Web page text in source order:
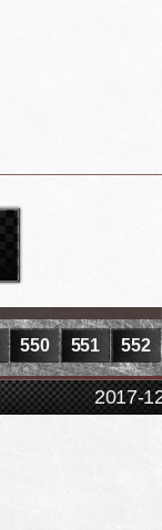
550 551 552
2017-